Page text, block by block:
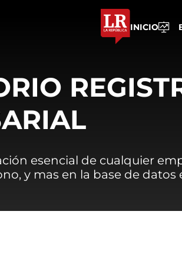
INICIO
esencial de cualquier
y mas en la base de